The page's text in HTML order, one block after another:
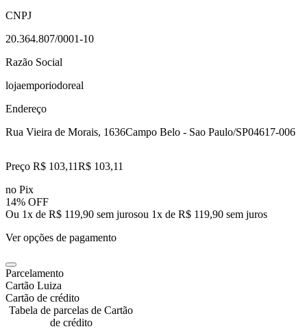
CNPJ
20.364.807/0001-10
Razão Social
lojaemporiodoreal
Endereço
Rua Vieira de Morais, 1636Campo Belo - Sao Paulo/SP04617-006
Preço R$ 103,11R$ 103,11
no Pix
14% OFF
Ou 1x de R$ 119,90 sem jurosou 1x de R$ 119,90 sem juros
Ver opções de pagamento
Parcelamento
Cartão Luiza
Cartão de crédito
Tabela de parcelas de Cartão
de crédito